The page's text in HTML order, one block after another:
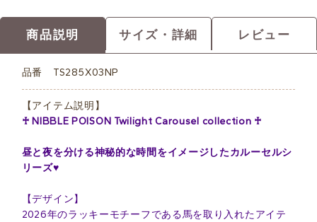
商品説明 サイズ・詳細 レビュー
品番 TS285X03NP
【アイテム説明】
♰ NIBBLE POISON Twilight Carousel collection ♰
昼と夜を分ける神秘的な時間をイメージしたカルーセルシ
リーズ♥
【デザイン】
2026年のラッキーモチーフである馬を取り入れたアイテ